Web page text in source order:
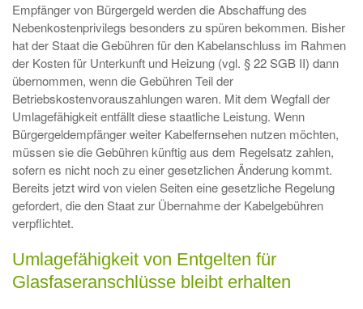
Empfänger von Bürgergeld werden die Abschaffung des
Nebenkostenprivilegs besonders zu spüren bekommen. Bisher
hat der Staat die Gebühren für den Kabelanschluss im Rahmen
der Kosten für Unterkunft und Heizung (vgl. § 22 SGB II) dann
übernommen, wenn die Gebühren Teil der
Betriebskostenvorauszahlungen waren. Mit dem Wegfall der
Umlagefähigkeit entfällt diese staatliche Leistung. Wenn
Bürgergeldempfänger weiter Kabelfernsehen nutzen möchten,
müssen sie die Gebühren künftig aus dem Regelsatz zahlen,
sofern es nicht noch zu einer gesetzlichen Änderung kommt.
Bereits jetzt wird von vielen Seiten eine gesetzliche Regelung
gefordert, die den Staat zur Übernahme der Kabelgebühren
verpflichtet.
Umlagefähigkeit von Entgelten für
Glasfaseranschlüsse bleibt erhalten